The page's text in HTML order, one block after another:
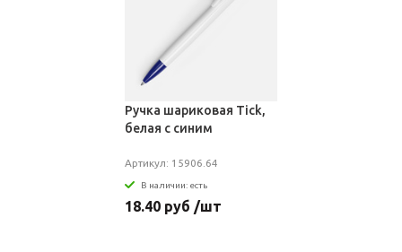
Ручка шариковая Tick,
белая с синим
Артикул: 15906.64
В наличии: есть
18.40 руб /шт